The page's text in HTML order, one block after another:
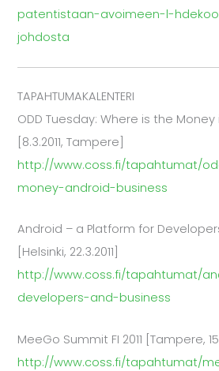
patentistaan-avoimeen-l-
johdosta
TAPAHTUMAKALENTERI
ODD Tuesday: Where is the
[8.3.2011, Tampere]
http://www.coss.fi/tapahtumat/
money-android-business
Android – a Platform for
[Helsinki, 22.3.2011]
http://www.coss.fi/tapahtumat/
developers-and-business
MeeGo Summit FI 2011 [Tampere,
http://www.coss.fi/tapahtumat/